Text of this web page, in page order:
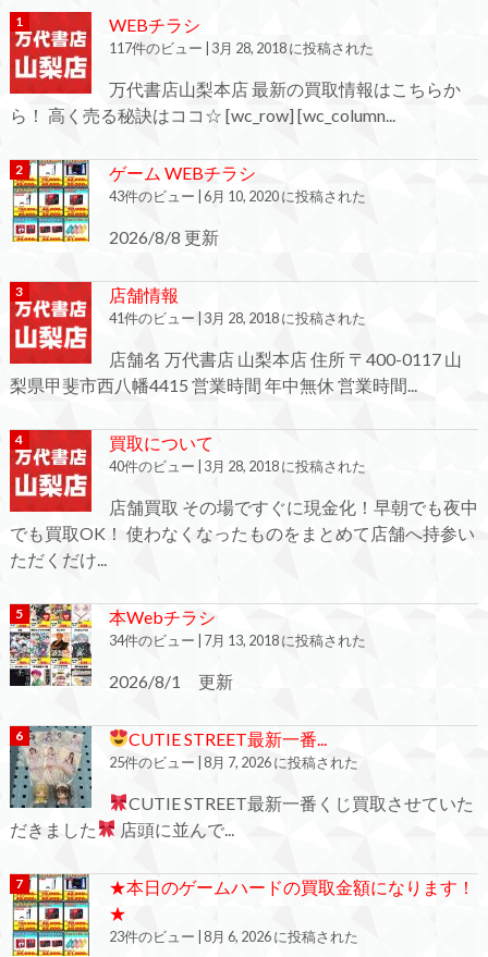
WEBチラシ
117件のビュー | 3月 28, 2018 に投稿された
万代書店山梨本店 最新の買取情報はこちらか
ら！ 高く売る秘訣はココ☆ [wc_row] [wc_column...
ゲーム WEBチラシ
43件のビュー |6月 10, 2020 に投稿された
2026/8/8 更新
店舗情報
41件のビュー | 3月 28, 2018 に投稿された
店舗名 万代書店 山梨本店 住所 〒400-0117 山
梨県甲斐市西八幡4415 営業時間 年中無休 営業時間...
買取について
40件のビュー | 3月 28, 2018 に投稿された
店舗買取 その場ですぐに現金化！早朝でも夜中
でも買取OK！ 使わなくなったものをまとめて店舗へ持参い
ただくだけ...
本Webチラシ
34件のビュー | 7月 13, 2018 に投稿された
2026/8/1 更新
CUTIE STREET最新一番...
25件のビュー |8月 7, 2026 に投稿された
CUTIE STREET最新一番くじ買取させていた
だきました
店頭に並んで...
★本日のゲームハードの買取金額になります！
★
23件のビュー | 8月 6, 2026 に投稿された